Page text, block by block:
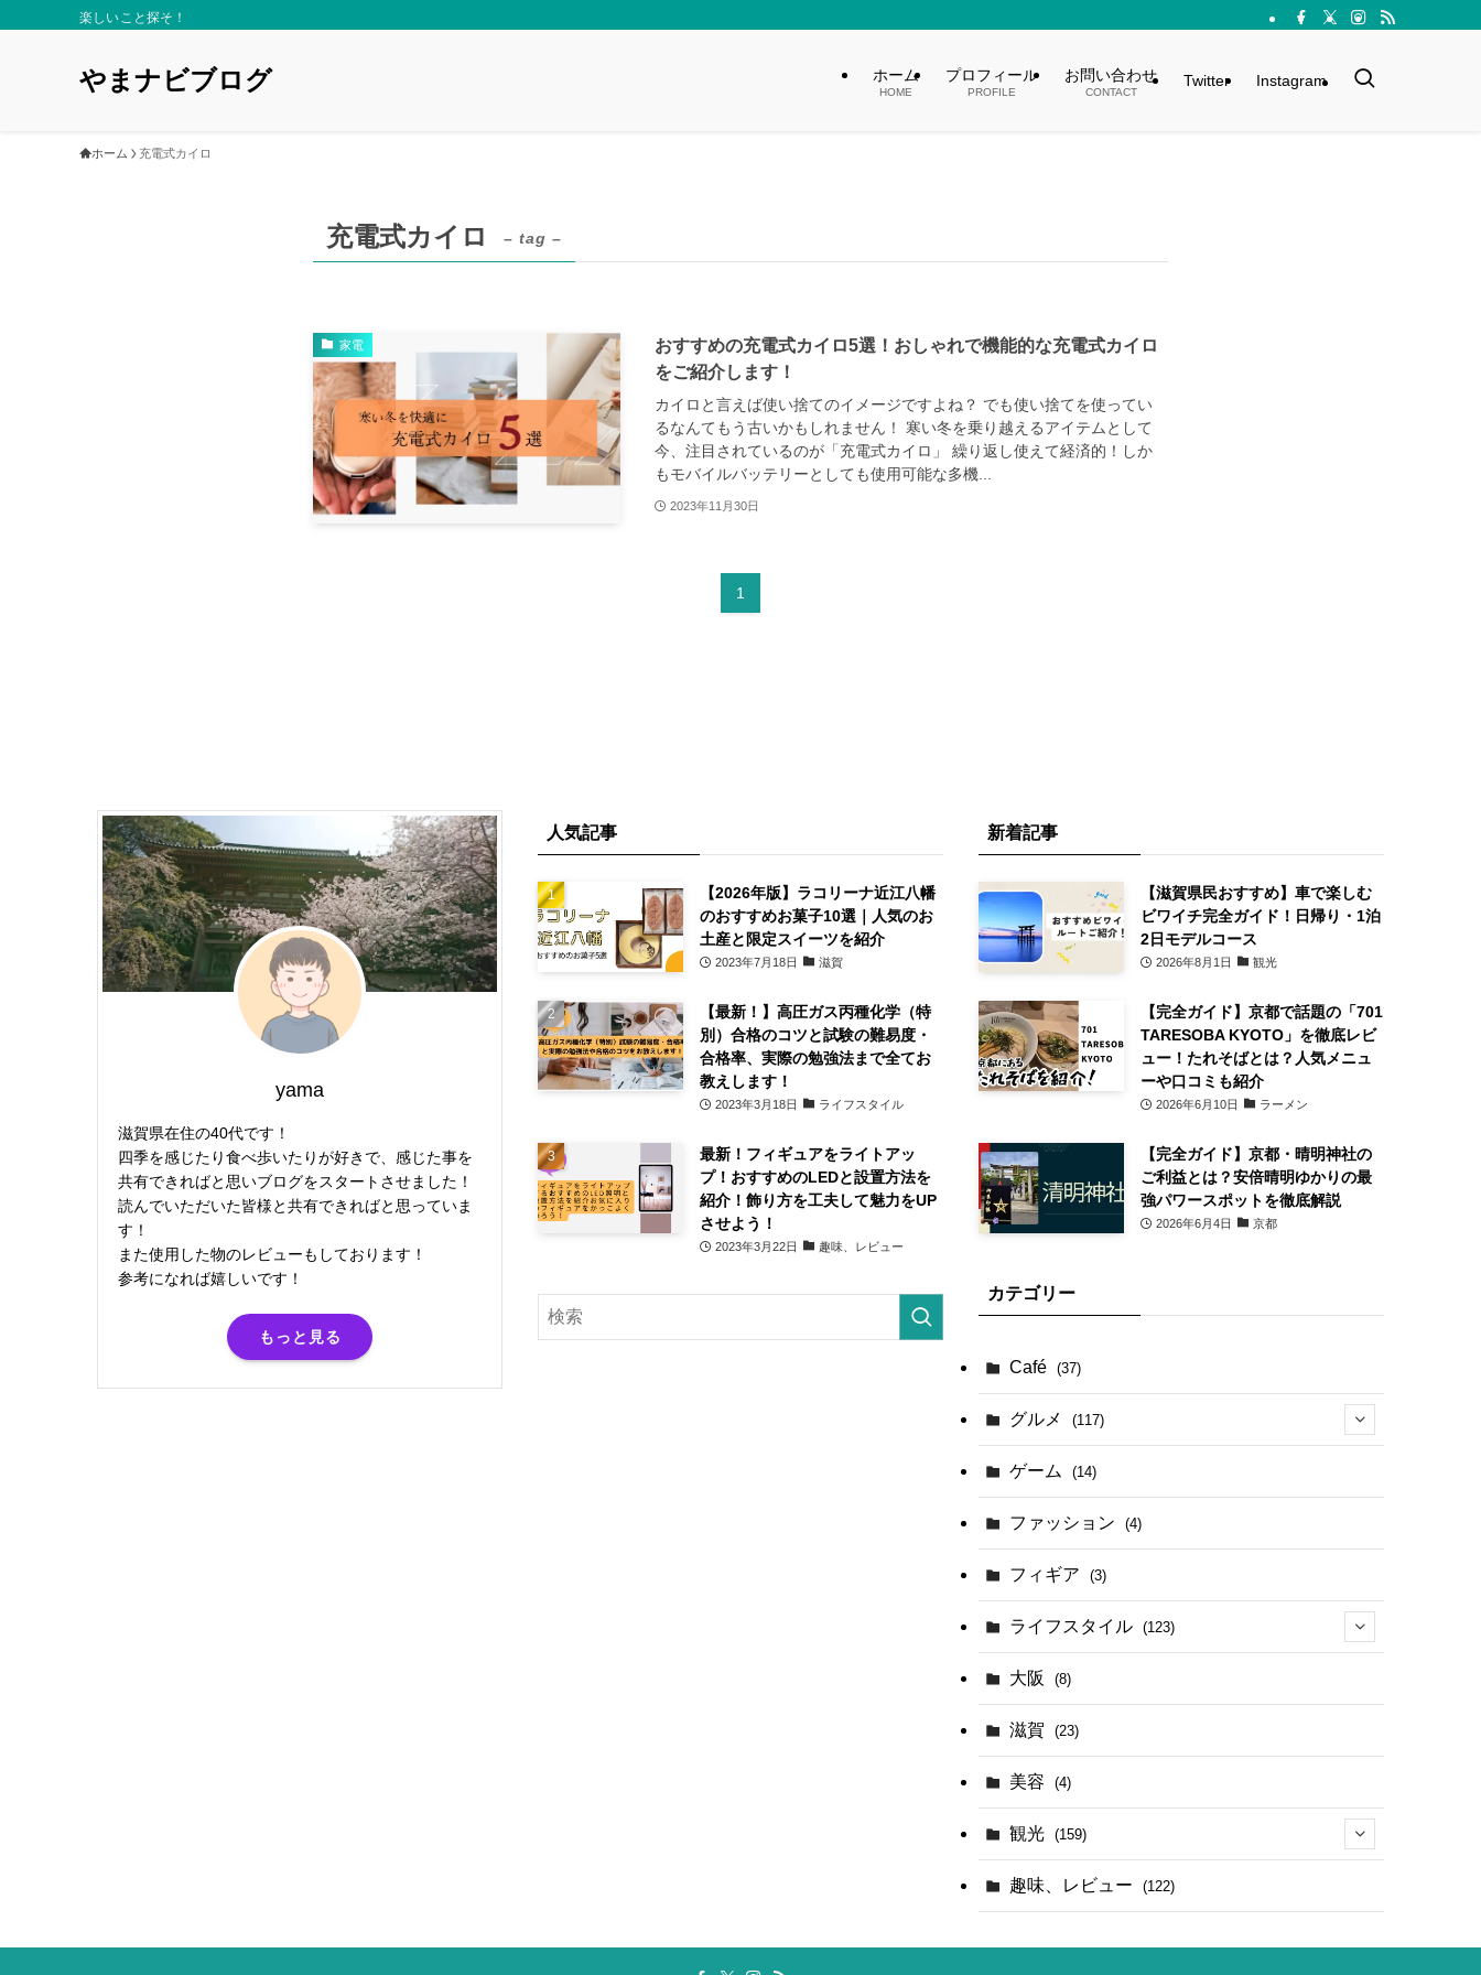
楽しいこと探そ！
やまナビブログ ホーム
HOME
プロフィール
PROFILE
お問い合わせ
CONTACT
Twitter Instagram
ホーム 充電式カイロ
充電式カイロ – tag –
家電
おすすめの充電式カイロ5選！おしゃれで機能的な充電式カイロ
をご紹介します！
カイロと言えば使い捨てのイメージですよね？ でも使い捨てを使ってい
るなんてもう古いかもしれません！ 寒い冬を乗り越えるアイテムとして
今、注目されているのが「充電式カイロ」 繰り返し使えて経済的！しか
もモバイルバッテリーとしても使用可能な多機...
2023年11月30日
1
yama
滋賀県在住の40代です！
四季を感じたり食べ歩いたりが好きで、感じた事を
共有できればと思いブログをスタートさせました！
読んでいただいた皆様と共有できればと思っていま
す！
また使用した物のレビューもしております！
参考になれば嬉しいです！
もっと見る
人気記事
【2026年版】ラコリーナ近江八幡
のおすすめお菓子10選｜人気のお
土産と限定スイーツを紹介
2023年7月18日 滋賀
【最新！】高圧ガス丙種化学（特
別）合格のコツと試験の難易度・
合格率、実際の勉強法まで全てお
教えします！
2023年3月18日 ライフスタイル
最新！フィギュアをライトアッ
プ！おすすめのLEDと設置方法を
紹介！飾り方を工夫して魅力をUP
させよう！
2023年3月22日 趣味、レビュー
新着記事
【滋賀県民おすすめ】車で楽しむ
ビワイチ完全ガイド！日帰り・1泊
2日モデルコース
2026年8月1日 観光
【完全ガイド】京都で話題の「701
TARESOBA KYOTO」を徹底レビ
ュー！たれそばとは？人気メニュ
ーや口コミも紹介
2026年6月10日 ラーメン
【完全ガイド】京都・晴明神社の
ご利益とは？安倍晴明ゆかりの最
強パワースポットを徹底解説
2026年6月4日 京都
カテゴリー
Café (37)
グルメ (117)
(41)
(17)
(4)
ゲーム (14)
ファッション (4)
フィギア (3)
ライフスタイル (123)
(44)
大阪 (8)
滋賀 (23)
美容 (4)
観光 (159)
(142)
趣味、レビュー (122)